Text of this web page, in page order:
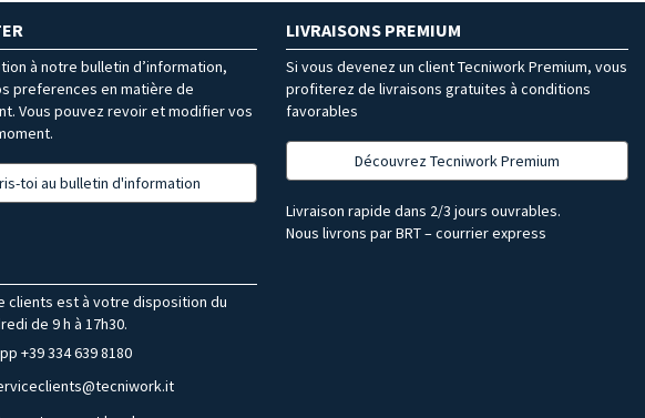
à notre bulletin d’information,
preferences en matière de
Vous pouvez revoir et modifier vos
toi au bulletin d'information
LIVRAISONS PREMIUM
Si vous devenez un client Tecniwork Premium, vous
profiterez de livraisons gratuites à conditions
favorables
Découvrez Tecniwork Premium
Livraison rapide dans 2/3 jours ouvrables.
Nous livrons par BRT – courrier express
clients est à votre disposition du
de 9 h à 17h30.
+39 334 639 8180